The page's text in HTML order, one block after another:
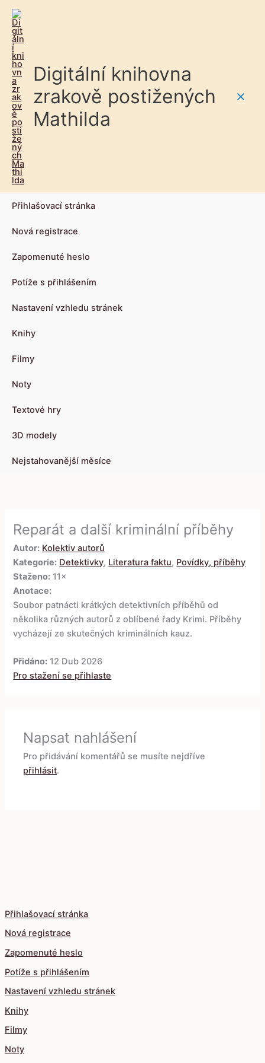
Digitální knihovna
zrakově postižených
Mathilda
Přihlašovací stránka
Nová registrace
Zapomenuté heslo
Potíže s přihlášením
Nastavení vzhledu stránek
Knihy
Filmy
Noty
Textové hry
3D modely
Nejstahovanější měsíce
Přihlašovací stránka
Nová registrace
Zapomenuté heslo
Potíže s přihlášením
Nastavení vzhledu stránek
Knihy
Filmy
Noty
Reparát a další kriminální příběhy
Autor: Kolektiv autorů
Kategorie: Detektivky, Literatura faktu, Povídky, příběhy
Staženo: 11×
Anotace:
Soubor patnácti krátkých detektivních příběhů od
několika různých autorů z oblíbené řady Krimi. Příběhy
vycházejí ze skutečných kriminálních kauz.
Přidáno: 12 Dub 2026
Pro stažení se přihlaste
Napsat nahlášení
Pro přidávání komentářů se musíte nejdříve
přihlásit.